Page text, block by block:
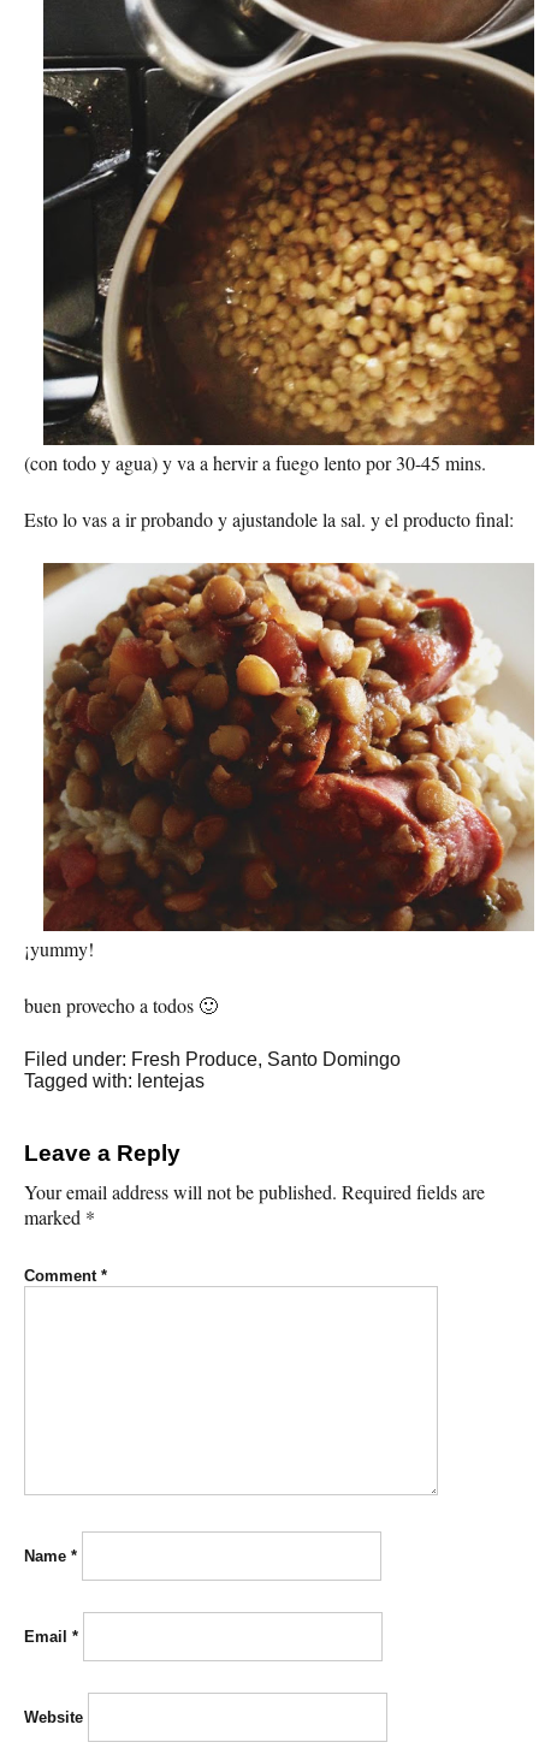
(con todo y agua) y va a hervir a fuego lento por 30-45 mins.
Esto lo vas a ir probando y ajustandole la sal. y el producto final:
¡yummy!
buen provecho a todos 🙂
Filed under: Fresh Produce, Santo Domingo
Tagged with: lentejas
Leave a Reply
Your email address will not be published. Required fields are
marked *
Comment *
Name *
Email *
Website